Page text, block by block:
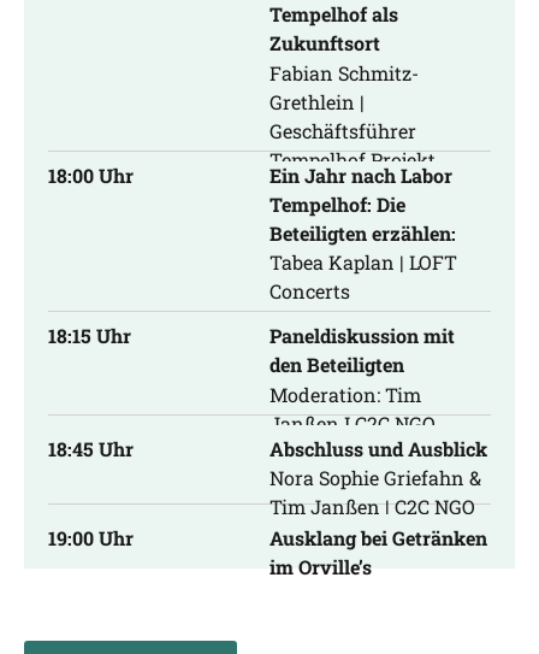
Tempelhof als
Zukunftsort
Fabian Schmitz-
Grethlein |
Geschäftsführer
Tempelhof Projekt
18:00 Uhr
Ein Jahr nach Labor
Tempelhof: Die
Beteiligten erzählen:
Tabea Kaplan | LOFT
Concerts
Isabel Gomez | C2C NGO
18:15 Uhr
Paneldiskussion mit
den Beteiligten
Moderation: Tim
Janßen I C2C NGO
18:45 Uhr
Abschluss und Ausblick
Nora Sophie Griefahn &
Tim Janßen | C2C NGO
19:00 Uhr
Ausklang bei Getränken
im Orville’s